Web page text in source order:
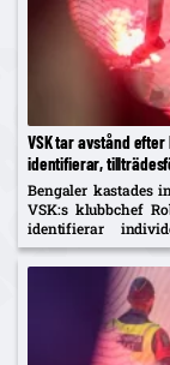
VSK tar avstånd
identifierar,
Bengaler kastades
VSK:s klubbchef
identifierar
tillträdesförbud.